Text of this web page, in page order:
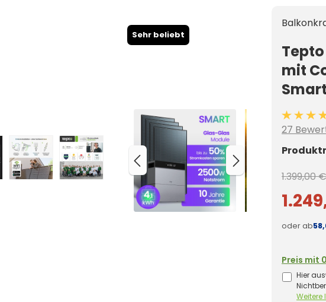
Sehr beliebt
mit
27
1.399,00
oder ab
Preis mit
Hier